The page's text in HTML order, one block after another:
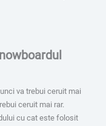
va trebui ceruit mai
ceruit mai rar.
cu cat este folosit